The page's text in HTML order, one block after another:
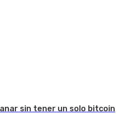
sin tener un solo bitcoin